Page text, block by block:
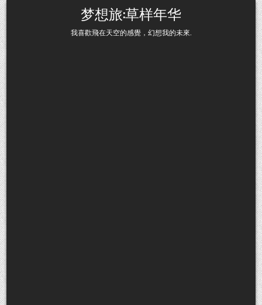
Skip to content 梦想旅:草样年华
我喜歡飛在天空的感覺，幻想我的未來.